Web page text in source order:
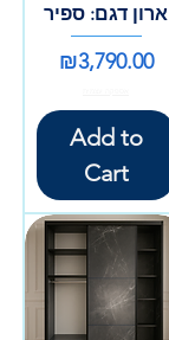
ארון דגם: ספיר
Price
₪3,790.00
Add to
Cart